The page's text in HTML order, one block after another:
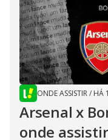
ONDE ASSISTIR/ HÁ
Arsenal x
onde